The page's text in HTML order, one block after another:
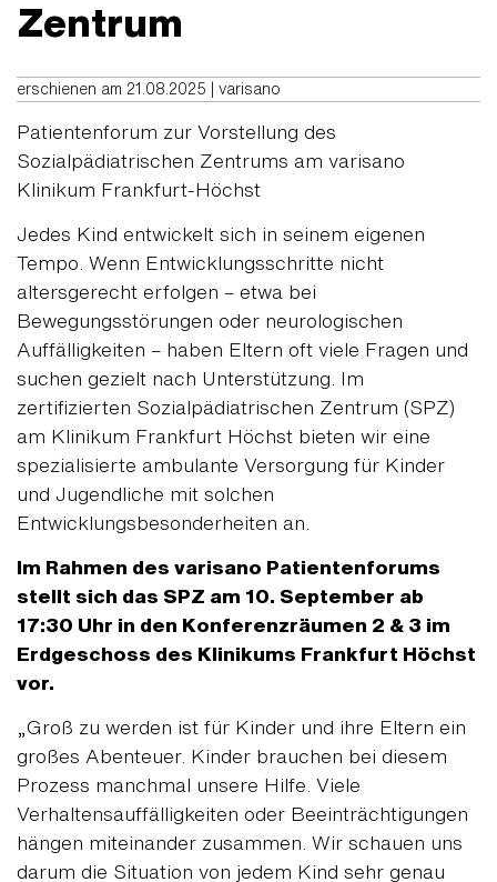
Zentrum
erschienen am 21.08.2025 | varisano
Patientenforum zur Vorstellung des
Sozialpädiatrischen Zentrums am varisano
Klinikum Frankfurt-Höchst
Jedes Kind entwickelt sich in seinem eigenen
Tempo. Wenn Entwicklungsschritte nicht
altersgerecht erfolgen – etwa bei
Bewegungsstörungen oder neurologischen
Auffälligkeiten – haben Eltern oft viele Fragen und
suchen gezielt nach Unterstützung. Im
zertifizierten Sozialpädiatrischen Zentrum (SPZ)
am Klinikum Frankfurt Höchst bieten wir eine
spezialisierte ambulante Versorgung für Kinder
und Jugendliche mit solchen
Entwicklungsbesonderheiten an.
Im Rahmen des varisano Patientenforums
stellt sich das SPZ am 10. September ab
17:30 Uhr in den Konferenzräumen 2 & 3 im
Erdgeschoss des Klinikums Frankfurt Höchst
vor.
„Groß zu werden ist für Kinder und ihre Eltern ein
großes Abenteuer. Kinder brauchen bei diesem
Prozess manchmal unsere Hilfe. Viele
Verhaltensauffälligkeiten oder Beeinträchtigungen
hängen miteinander zusammen. Wir schauen uns
darum die Situation von jedem Kind sehr genau